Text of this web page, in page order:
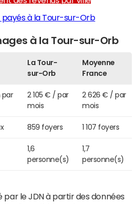
à la Tour-sur-Orb
à la Tour-sur-Orb
La Tour-
sur-Orb
Moyenne
France
par
2 105 € / par
mois
2 626 € / par
mois
859 foyers 1 107 foyers
1,6
personne(s)
1,7
personne(s)
par le JDN à partir des données